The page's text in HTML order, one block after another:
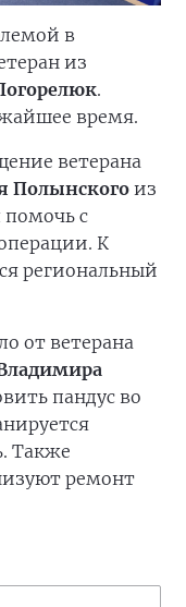
в
из
.
время.
ветерана
Полынского из
с
К
региональный
от ветерана
пандус во
Также
ремонт